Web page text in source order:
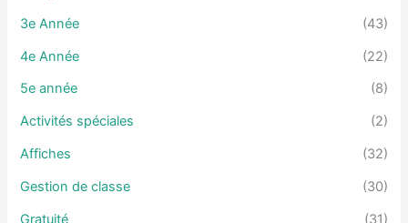
3e Année
(43)
4e Année
(22)
5e année
(8)
Activités spéciales
(2)
Affiches
(32)
Gestion de classe
(30)
Gratuité
(31)